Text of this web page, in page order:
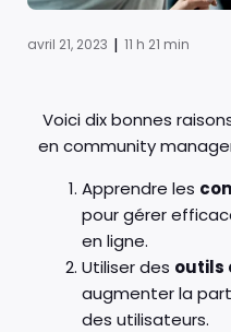
avril 21, 2023 | 11 h 21 min
Voici dix bonnes
en community
Apprendre les
pour gérer
en ligne.
Utiliser des outils
augmenter la
des utilisateurs.